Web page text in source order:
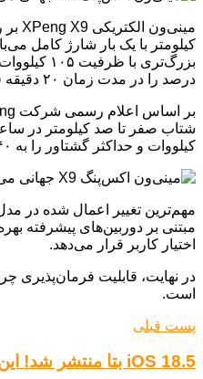
درصد را در مدت زمان ۲۰ دقیقه فراهم می‌سازد.
کیلووات و حداکثر گشتاور را به ۶۴۰ نیوتن‌متر افزایش می‌دهد؛ این مدل‌های قدرتمند قادرند در مدت زمان تنها ۵٫۷ ثانیه به سرعت ۱۰۰ کیلومتر در ساعت دست یابند.
اختیار کاربر قرار می‌دهد.
است.
پست قبلی
iOS 18.5 بتا منتشر شد! این ویژگی‌های جدید آیفون را متحول می‌کند